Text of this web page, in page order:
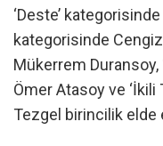
‘Deste’
kategorisinde Cengiz
Mükerrem Duransoy,
Ömer Atasoy ve
Tezgel birincilik elde